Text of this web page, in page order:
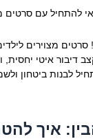
להתחיל עם סרטים
מצוירים
דיבור איטי יחסית,
לבנות ביטחון
איך